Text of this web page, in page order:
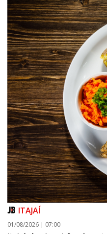
ITAJAÍ
01/08/2026 | 07:00